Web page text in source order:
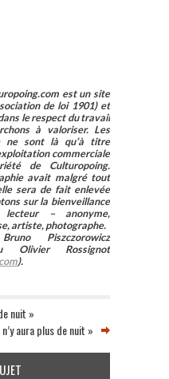
est un site
de loi 1901) et
le respect du travail
à valoriser. Les
ne sont là qu’à titre
commerciale
de Culturopoing.
avait malgré tout
sera de fait enlevée
sur la bienveillance
– anonyme,
artiste, photographe.
Piszczorowicz
Rossignot
).
nuit »
aura plus de nuit »